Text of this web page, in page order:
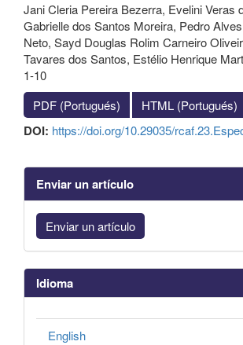
Jani Cleria Pereira Bezerra, Evelini Veras
Gabrielle dos Santos Moreira, Pedro
Neto, Sayd Douglas Rolim Carneiro
Tavares dos Santos, Estélio Henrique
1-10
PDF (Portugués)
HTML (Portugués)
DOI: https://doi.org/10.29035/
Enviar un artículo
Enviar un artículo
Idioma
English